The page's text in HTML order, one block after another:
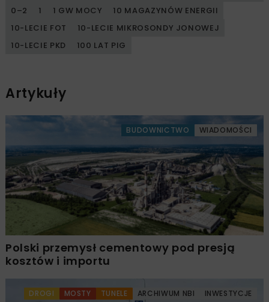
0–2
1 1 GW MOCY
10 MAGAZYNÓW ENERGII
10-LECIE FOT
10-LECIE MIKROSONDY JONOWEJ
10-LECIE PKD
100 LAT PIG
Artykuły
BUDOWNICTWO WIADOMOŚCI
Polski przemysł cementowy pod presją
kosztów i importu
DROGI MOSTY TUNELE ARCHIWUM NBI INWESTYCJE